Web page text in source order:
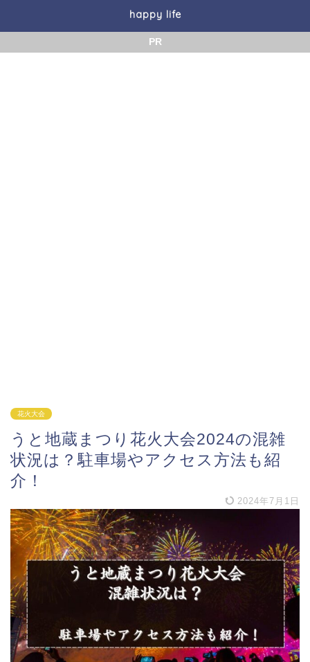
happy life
PR
花火大会
うと地蔵まつり花火大会2024の混雑
状況は？駐車場やアクセス方法も紹
介！
2024年7月1日